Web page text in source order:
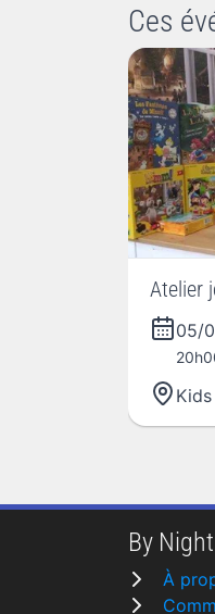
Ces
Atelier
05/
By Night
À